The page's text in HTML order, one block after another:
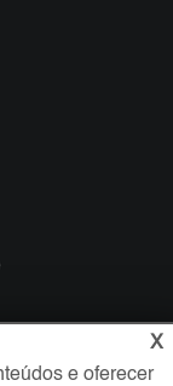
X
e oferecer